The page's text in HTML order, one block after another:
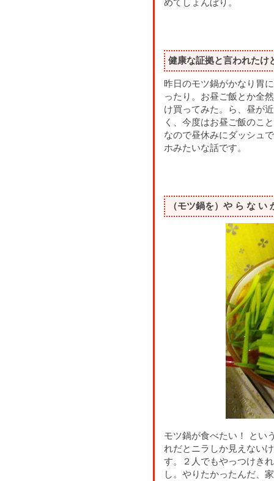
めてしょんぼり。
健康な証拠と言われたけ
昨日のモツ鍋がかなり胃
ったり。お昼ご飯とか全
け買ってみた。ら、昼が
く、今度はお昼ご飯のこ
なので昼休みにダッシュ
ホみたいな話です。
（モツ鍋を）や ら な い
モツ鍋が食べたい！ とい
れだとニラしか見えない
す。２人でもやっつけき
し。やりたかったんだ、